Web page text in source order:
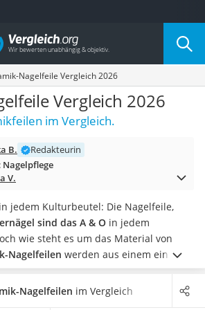
nach Kategorie
Nagelfeile Vergleich 2026
Vergleich 2026
im Vergleich.
B.
Redakteurin
Nagelpflege
V.
jedem Kulturbeutel: Die Nagelfeile,
sind das A & O in jedem
wie steht es um das Material von
Nagelfeilen werden aus einem einzigen
sind somitbesonders stabil und lange
jetzt aus unserer Tabelle eine Keramik-
Nagelfeilen im Vergleich